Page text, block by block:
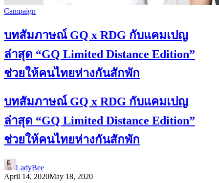
Campaign
บทสัมภาษณ์ GQ x RDG กับแคมเปญ
ล่าสุด “GQ Limited Distance Edition”
ช่วยให้คนไทยห่างกันสักพัก
บทสัมภาษณ์ GQ x RDG กับแคมเปญ
ล่าสุด “GQ Limited Distance Edition”
ช่วยให้คนไทยห่างกันสักพัก
LadyBee
April 14, 2020May 18, 2020